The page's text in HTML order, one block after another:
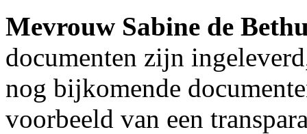
Mevrouw Sabine de
documenten zijn
nog bijkomende
voorbeeld van een